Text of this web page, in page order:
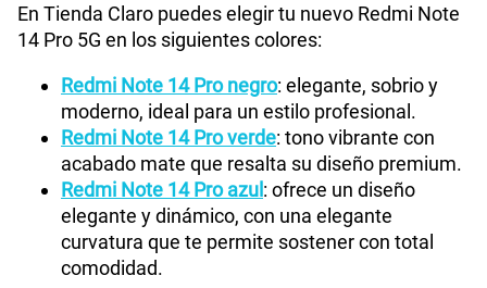
Radio FM No
Tipo de Batería 5110mAh
Capacidad Memoria Externa
Capacidad Memoria Interna
En Tienda Claro puedes elegir tu nuevo Redmi Note
14 Pro 5G en los siguientes colores:
Redmi Note 14 Pro negro: elegante, sobrio y
moderno, ideal para un estilo profesional.
Redmi Note 14 Pro verde: tono vibrante con
acabado mate que resalta su diseño premium.
Redmi Note 14 Pro azul: ofrece un diseño
elegante y dinámico, con una elegante
curvatura que te permite sostener con total
comodidad.